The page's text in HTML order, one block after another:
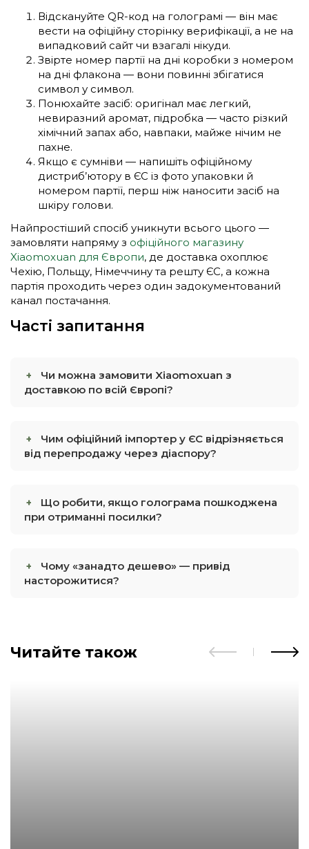
Відскануйте QR-код на голограмі — він має
вести на офіційну сторінку верифікації, а не на
випадковий сайт чи взагалі нікуди.
Звірте номер партії на дні коробки з номером
на дні флакона — вони повинні збігатися
символ у символ.
Понюхайте засіб: оригінал має легкий,
невиразний аромат, підробка — часто різкий
хімічний запах або, навпаки, майже нічим не
пахне.
Якщо є сумніви — напишіть офіційному
дистриб’ютору в ЄС із фото упаковки й
номером партії, перш ніж наносити засіб на
шкіру голови.
Найпростіший спосіб уникнути всього цього —
замовляти напряму з офіційного магазину
Xiaomoxuan для Європи, де доставка охоплює
Чехію, Польщу, Німеччину та решту ЄС, а кожна
партія проходить через один задокументований
канал постачання.
Часті запитання
Чи можна замовити Xiaomoxuan з
доставкою по всій Європі?
Чим офіційний імпортер у ЄС відрізняється
від перепродажу через діаспору?
Що робити, якщо голограма пошкоджена
при отриманні посилки?
Чому «занадто дешево» — привід
насторожитися?
Читайте також